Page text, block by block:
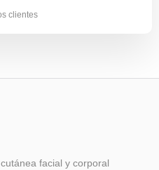
clientes
facial y corporal